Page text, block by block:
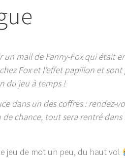
un mail de Fanny-Fox qui était
Fox et l’effet papillon et sont
du jeu à temps !
dans un des coffres :
de chance, tout sera rentré
jeu de mot un peu, du haut vol